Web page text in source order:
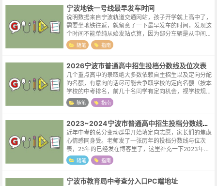
宁波地铁一号线最早发车时间
说明数据来自宁波轨道交通网站，孩子开学就上高中了，
需要坐地铁往返，就留意了一下最早发车的时间，发现这
个时间不能单纯从始发站点算，因为部分车辆是从中间站
点始发的，比如表格中的往霞浦方向首班车，这一方向在
中间站点东环南路也有一趟车首发，所...
随笔 指南
2026宁波市普通高中招生投档分数线及位次表
几个重点高中的录取绝大多数依赖自主招生以及定向分配
的名额，有意向的话尽可能去争取学校的定向名额（按本
学校的中考排名，前几十名同学有定向机会，视学校规模
不同名额会有较大出入）。孩子能进好的学校，那自然得
之我幸，但孩子努力了却没有考到满意...
随笔 指南
2023~2024宁波市普通高中招生投档分数线及位次表
近年中考的总分变动群里开始填定向志愿，家长们的焦虑
心情感同身受。老师发了一张历年的投档分数线与位次
表，25年的已经发在博客里了，这里补充一下2023年与
2024年的。因为2026年宁波的中考总分为660，与前两
年相同，23年的数据其实...
随笔 指南
宁波市教育局中考查分入口PC端地址